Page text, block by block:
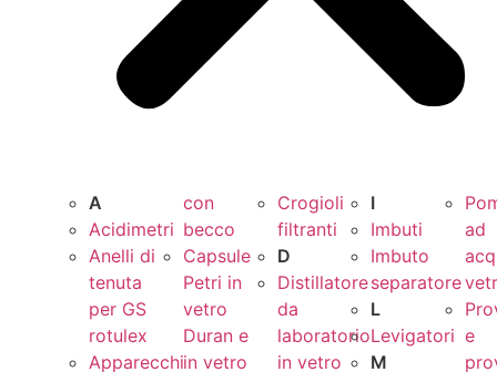
A
Acidimetri
Anelli di
tenuta
per GS
rotulex
Apparecchi
con
becco
Capsule
Petri in
vetro
Duran e
in vetro
Crogioli
filtranti
D
Distillatore
da
laboratorio
in vetro
I
Imbuti
Imbuto
separatore
L
Levigatori
M
ad
e